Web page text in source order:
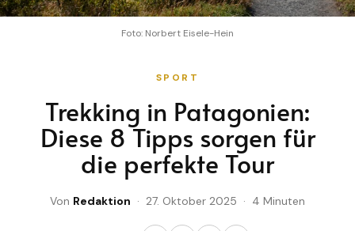
Foto: Norbert Eisele-Hein
SPORT
Trekking in Patagonien:
Diese 8 Tipps sorgen für
die perfekte Tour
Von Redaktion · 27. Oktober 2025 · 4 Minuten